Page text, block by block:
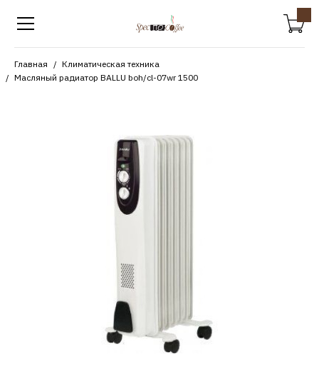
Главная
Климатическая техника
Масляный радиатор BALLU boh/cl-07wr 1500